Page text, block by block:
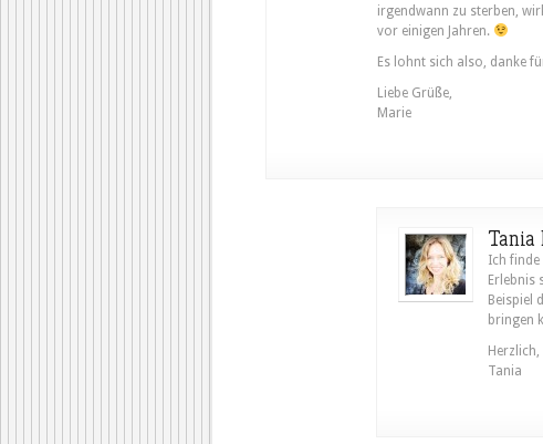
irgendwann zu sterben,
vor einigen Jahren.
Es lohnt sich also, danke
Liebe Grüße,
Marie
Ich finde
Erlebnis
Beispiel
bringen
Herzlich,
Tania